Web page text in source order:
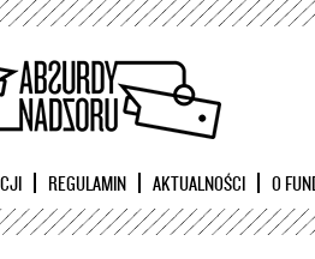
REGULAMIN AKTUALNOŚCI O